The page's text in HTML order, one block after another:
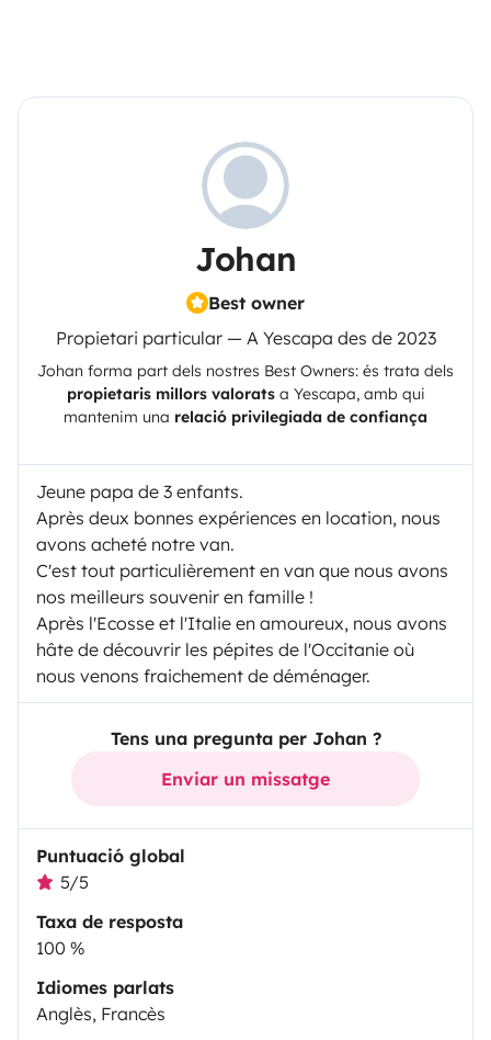
Johan
Best owner
Propietari particular — A Yescapa des de 2023
Johan forma part dels nostres Best Owners: és trata dels
propietaris millors valoratsa Yescapa, amb qui
mantenim una relació privilegiada de confiança
Jeune papa de 3 enfants.
Après deux bonnes expériences en location, nous
avons acheté notre van.
C'est tout particulièrement en van que nous avons
nos meilleurs souvenir en famille !
Après l'Ecosse et l'Italie en amoureux, nous avons
hâte de découvrir les pépites de l'Occitanie où
nous venons fraichement de déménager.
Tens una pregunta per Johan ?
Enviar un missatge
Puntuació global
5/5
Taxa de resposta
100 %
Idiomes parlats
Anglès, Francès